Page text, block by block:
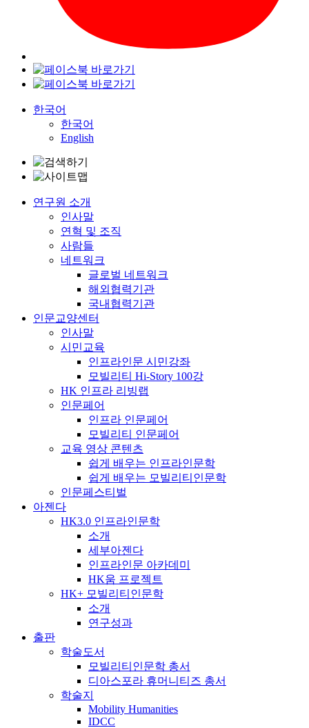
한국어
한국어
English
연구원 소개
인사말
연혁 및 조직
사람들
네트워크
글로벌 네트워크
해외협력기관
국내협력기관
인문교양센터
인사말
시민교육
인프라인문 시민강좌
모빌리티 Hi-Story 100강
HK 인프라 리빙랩
인문페어
인프라 인문페어
모빌리티 인문페어
교육 영상 콘텐츠
쉽게 배우는 인프라인문학
쉽게 배우는 모빌리티인문학
인문페스티벌
아젠다
HK3.0 인프라인문학
소개
세부아젠다
인프라인문 아카데미
HK움 프로젝트
HK+ 모빌리티인문학
소개
연구성과
출판
학술도서
모빌리티인문학 총서
디아스포라 휴머니티즈 총서
학술지
Mobility Humanities
IDCC